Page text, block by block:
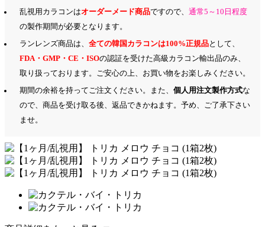
乱視用カラコンはオーダーメード商品ですので、通常5～10日程度
の製作期間が必要となります。
ランレンズ商品は、全ての韓国カラコンは100%正規品として、
FDA・GMP・CE・ISOの認証を受けた高級カラコン輸出品のみ、
取り扱っております。ご安心の上、お買い物をお楽しみください。
期間の余裕を持ってご注文ください。また、個人用注文製作方式な
ので、商品を受け取る後、返品できかねます。予め、ご了承下さい
ませ。